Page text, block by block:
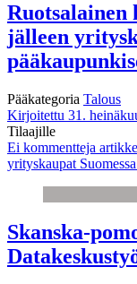
jälleen
Pääkategoria Talous
Kirjoitettu 31.
Tilaajille
Ei kommentteja
yrityskaupat
Skanska-